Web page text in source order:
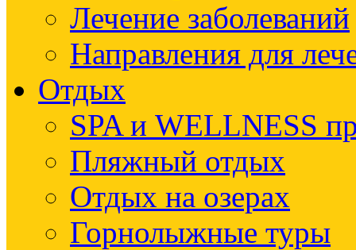
Лечение заболеваний
Направления для
Отдых
SPA и WELLNESS
Пляжный отдых
Отдых на озерах
Горнолыжные туры